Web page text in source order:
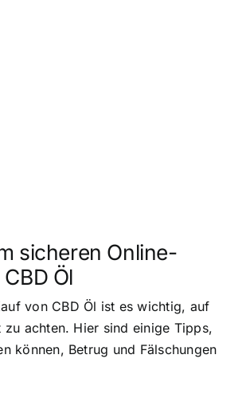
sicheren Online-
Öl
von CBD Öl ist es wichtig, auf
zu achten. Hier sind einige Tipps,
können, Betrug und Fälschungen